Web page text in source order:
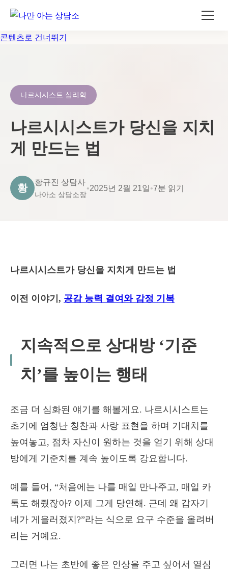
콘텐츠로 건너뛰기
나르시시스트 심리학
나르시시스트가 당신을 지치
게 만드는 법
황
황규진 상담사
나아소 상담소장
•2025년 2월 21일•7분 읽기
나르시시스트가 당신을 지치게 만드는 법
이전 이야기, 공감 능력 결여와 감정 기복
지속적으로 상대방 ‘기준
치’를 높이는 행태
조금 더 심화된 얘기를 해볼게요. 나르시시스트는
초기에 엄청난 칭찬과 사랑 표현을 하며 기대치를
높여놓고, 점차 자신이 원하는 것을 얻기 위해 상대
방에게 기준치를 계속 높이도록 강요합니다.
예를 들어, “처음에는 나를 매일 만나주고, 매일 카
톡도 해줬잖아? 이제 그게 당연해. 근데 왜 갑자기
네가 게을러졌지?”라는 식으로 요구 수준을 올려버
리는 거예요.
그러면 나는 초반에 좋은 인상을 주고 싶어서 열심